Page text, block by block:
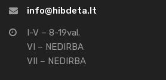
info@hibdeta.lt
I-V – 8-19val.
VI – NEDIRBA
VII – NEDIRBA